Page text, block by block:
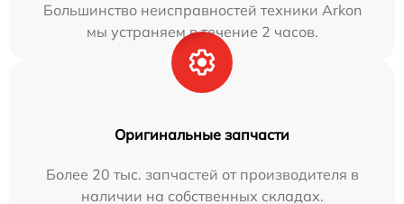
Большинство неисправностей техники Arkon
мы устраняем в течение 2 часов.
Оригинальные запчасти
Более 20 тыс. запчастей от производителя в
наличии на собственных складах.